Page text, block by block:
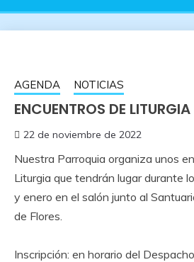
AGENDA NOTICIAS
ENCUENTROS DE LITURGIA
22 de noviembre de 2022
Nuestra Parroquia organiza unos
Liturgia que tendrán lugar durante
y enero en el salón junto al
de Flores.
Inscripción: en horario del